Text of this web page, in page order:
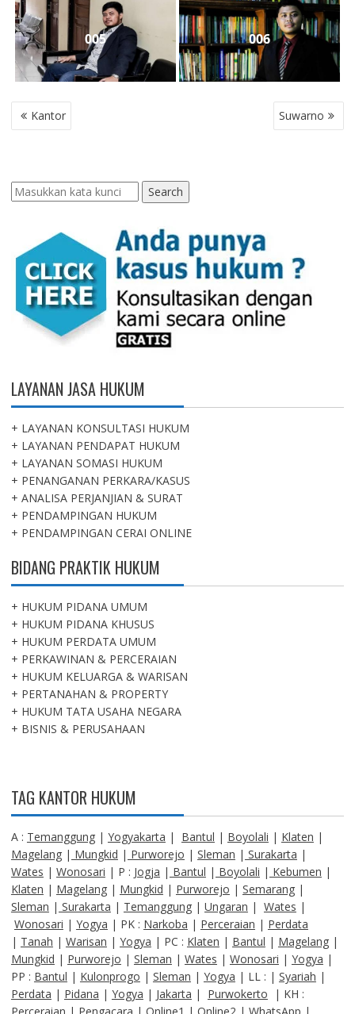
005 006
POST
NAVIGATION
Kantor Suwarno
Search
LAYANAN JASA HUKUM
+ LAYANAN KONSULTASI HUKUM
+ LAYANAN PENDAPAT HUKUM
+ LAYANAN SOMASI HUKUM
+ PENANGANAN PERKARA/KASUS
+ ANALISA PERJANJIAN & SURAT
+ PENDAMPINGAN HUKUM
+ PENDAMPINGAN CERAI ONLINE
BIDANG PRAKTIK HUKUM
+ HUKUM PIDANA UMUM
+ HUKUM PIDANA KHUSUS
+ HUKUM PERDATA UMUM
+ PERKAWINAN & PERCERAIAN
+ HUKUM KELUARGA & WARISAN
+ PERTANAHAN & PROPERTY
+ HUKUM TATA USAHA NEGARA
+ BISNIS & PERUSAHAAN
TAG KANTOR HUKUM
A : Temanggung| Yogyakarta | Bantul | Boyolali | Klaten |
Magelang| Mungkid | Purworejo | Sleman | Surakarta |
Wates | Wonosari | P : Jogja | Bantul | Boyolali | Kebumen |
Klaten | Magelang| Mungkid | Purworejo | Semarang|
Sleman | Surakarta | Temanggung| Ungaran | Wates |
Wonosari | Yogya | PK : Narkoba | Perceraian | Perdata
| Tanah | Warisan | Yogya | PC : Klaten | Bantul | Magelang|
Mungkid | Purworejo | Sleman | Wates | Wonosari | Yogya |
PP : Bantul | Kulonprogo | Sleman | Yogya | LL : | Syariah |
Perdata | Pidana | Yogya | Jakarta | Purwokerto | KH :